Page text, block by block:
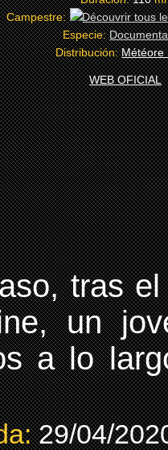
Campestre:
Especie:
Distribución:Météore
WEB OFICIAL
tras
un
a lo
29/04/